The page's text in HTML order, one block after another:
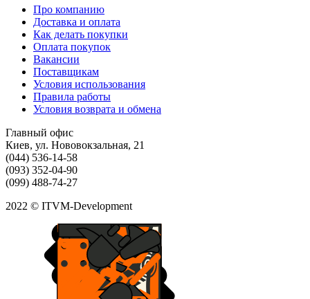
Про компанию
Доставка и оплата
Как делать покупки
Оплата покупок
Вакансии
Поставщикам
Условия использования
Правила работы
Условия возврата и обмена
Главный офис
Киев, ул. Нововокзальная, 21
(044) 536-14-58
(093) 352-04-90
(099) 488-74-27
2022 © ITVM-Development